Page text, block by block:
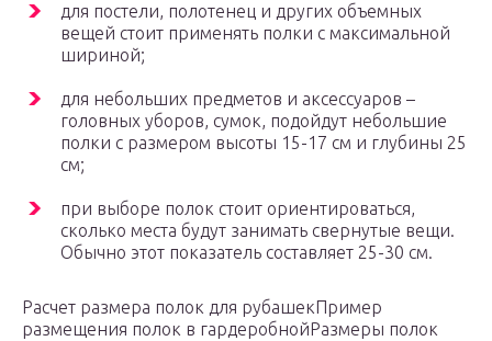
для постели, полотенец и других объемных
вещей стоит применять полки с максимальной
шириной;
для небольших предметов и аксессуаров –
головных уборов, сумок, подойдут небольшие
полки с размером высоты 15-17 см и глубины 25
см;
при выборе полок стоит ориентироваться,
сколько места будут занимать свернутые вещи.
Обычно этот показатель составляет 25-30 см.
Расчет размера полок для рубашекПример
размещения полок в гардеробнойРазмеры полок